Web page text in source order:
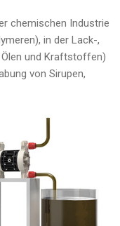
chemischen Industrie
in der Lack-,
und Kraftstoffen)
von Sirupen,